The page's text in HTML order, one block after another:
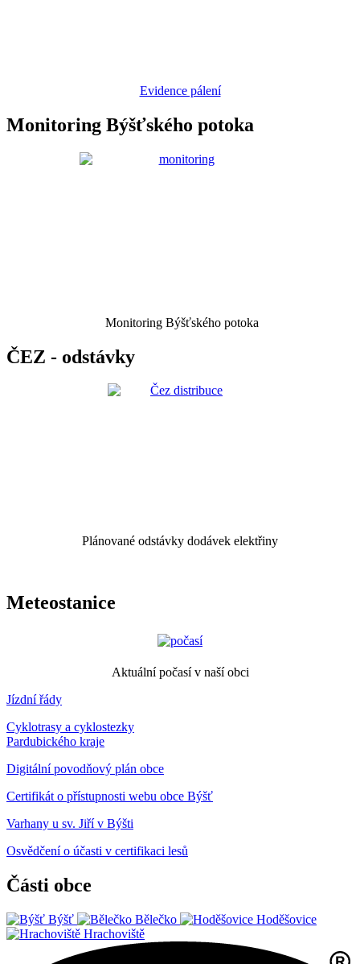
Evidence pálení
Monitoring Býšťského potoka
Monitoring Býšťského potoka
ČEZ - odstávky
Plánované odstávky dodávek elektřiny
Meteostanice
Aktuální počasí v naší obci
Jízdní řády
Cyklotrasy a cyklostezky
Pardubického kraje
Digitální povodňový plán obce
Certifikát o přístupnosti webu obce Býšť
Varhany u sv. Jiří v Býšti
Osvědčení o účasti v certifikaci lesů
Části obce
Býšť Bělečko
Hoděšovice
Hrachoviště